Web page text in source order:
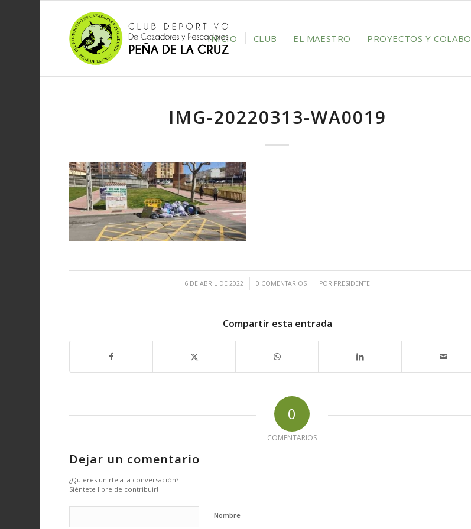
INICIO CLUB EL MAESTRO PROYECTOS Y
IMG-20220313-WA0019
6 DE ABRIL DE 2022
/ 0 COMENTARIOS
/ POR PRESIDENTE
Compartir esta entrada
0
COMENTARIOS
Dejar un comentario
¿Quieres unirte a la conversación?
Siéntete libre de contribuir!
Nombre